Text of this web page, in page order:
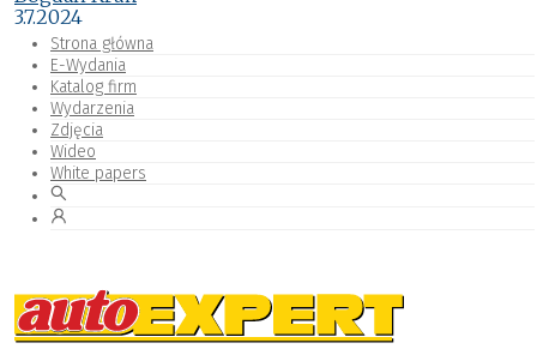
Strona główna
E-Wydania
Katalog firm
Wydarzenia
Zdjęcia
Wideo
White papers
3.7.2024